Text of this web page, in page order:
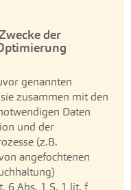
der
genannten
zusammen mit den
Daten
und der
(z.B.
angefochtenen
6 Abs. 1 S. 1 lit. f